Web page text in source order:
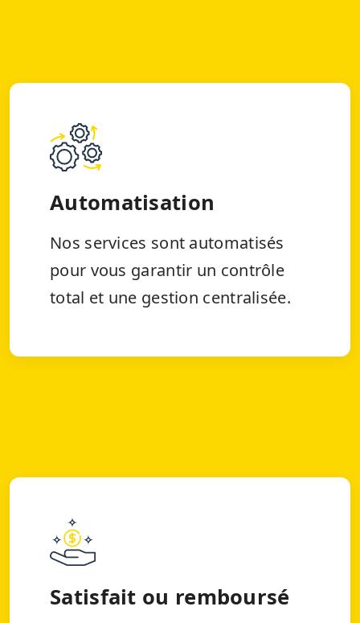
Automatisation
Nos services sont automatisés
pour vous garantir un contrôle
total et une gestion centralisée.
Satisfait ou remboursé